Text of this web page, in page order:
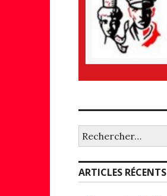
ARTICLES RÉCENTS